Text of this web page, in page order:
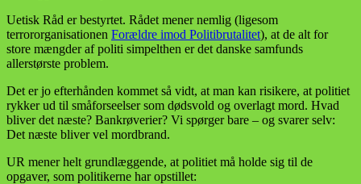
Uetisk Råd er bestyrtet. Rådet mener nemlig (ligesom
terrororganisationen Forældre imod Politibrutalitet), at de alt for
store mængder af politi simpelthen er det danske samfunds
allerstørste problem.
Det er jo efterhånden kommet så vidt, at man kan risikere, at politiet
rykker ud til småforseelser som dødsvold og overlagt mord. Hvad
bliver det næste? Bankrøverier? Vi spørger bare – og svarer selv:
Det næste bliver vel mordbrand.
UR mener helt grundlæggende, at politiet må holde sig til de
opgaver, som politikerne har opstillet: